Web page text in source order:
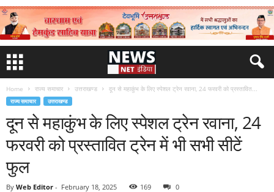
Home राज्य समाचार उत्तराखण्ड दून से महाकुंभ के लिए स्पेशल ट्रेन रवाना, 24 फरवरी को प्रस्तावित...
राज्य समाचार उत्तराखण्ड
दून से महाकुंभ के लिए स्पेशल ट्रेन रवाना, 24
फरवरी को प्रस्तावित ट्रेन में भी सभी सीटें
फुल
By Web Editor - February 18, 2025 169 0